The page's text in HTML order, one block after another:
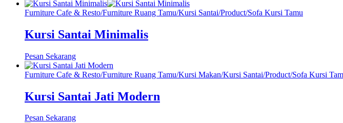
Furniture Cafe & Resto/Furniture Ruang Tamu/Kursi Santai/Product/Sofa Kursi Tamu
Kursi Santai Minimalis
Pesan Sekarang
Furniture Cafe & Resto/Furniture Ruang Tamu/Kursi Makan/Kursi Santai/Product/Sofa Kursi
Kursi Santai Jati Modern
Pesan Sekarang